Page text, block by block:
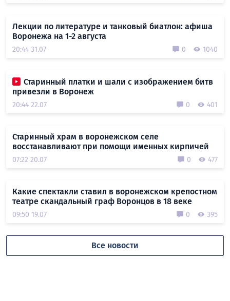
Лекции по литературе и танковый биатлон: афиша
Воронежа на 1-2 августа
20:44 31.07 0 1040
Старинный платки и шали с изображением битв
привезли в Воронеж
20:44 22.07 0 401
Старинный храм в воронежском селе
восстанавливают при помощи именных кирпичей
07:22 20.07 0 477
Какие спектакли ставил в воронежском крепостном
театре скандальный граф Воронцов в 18 веке
09:50 19.07 0 395
Все новости